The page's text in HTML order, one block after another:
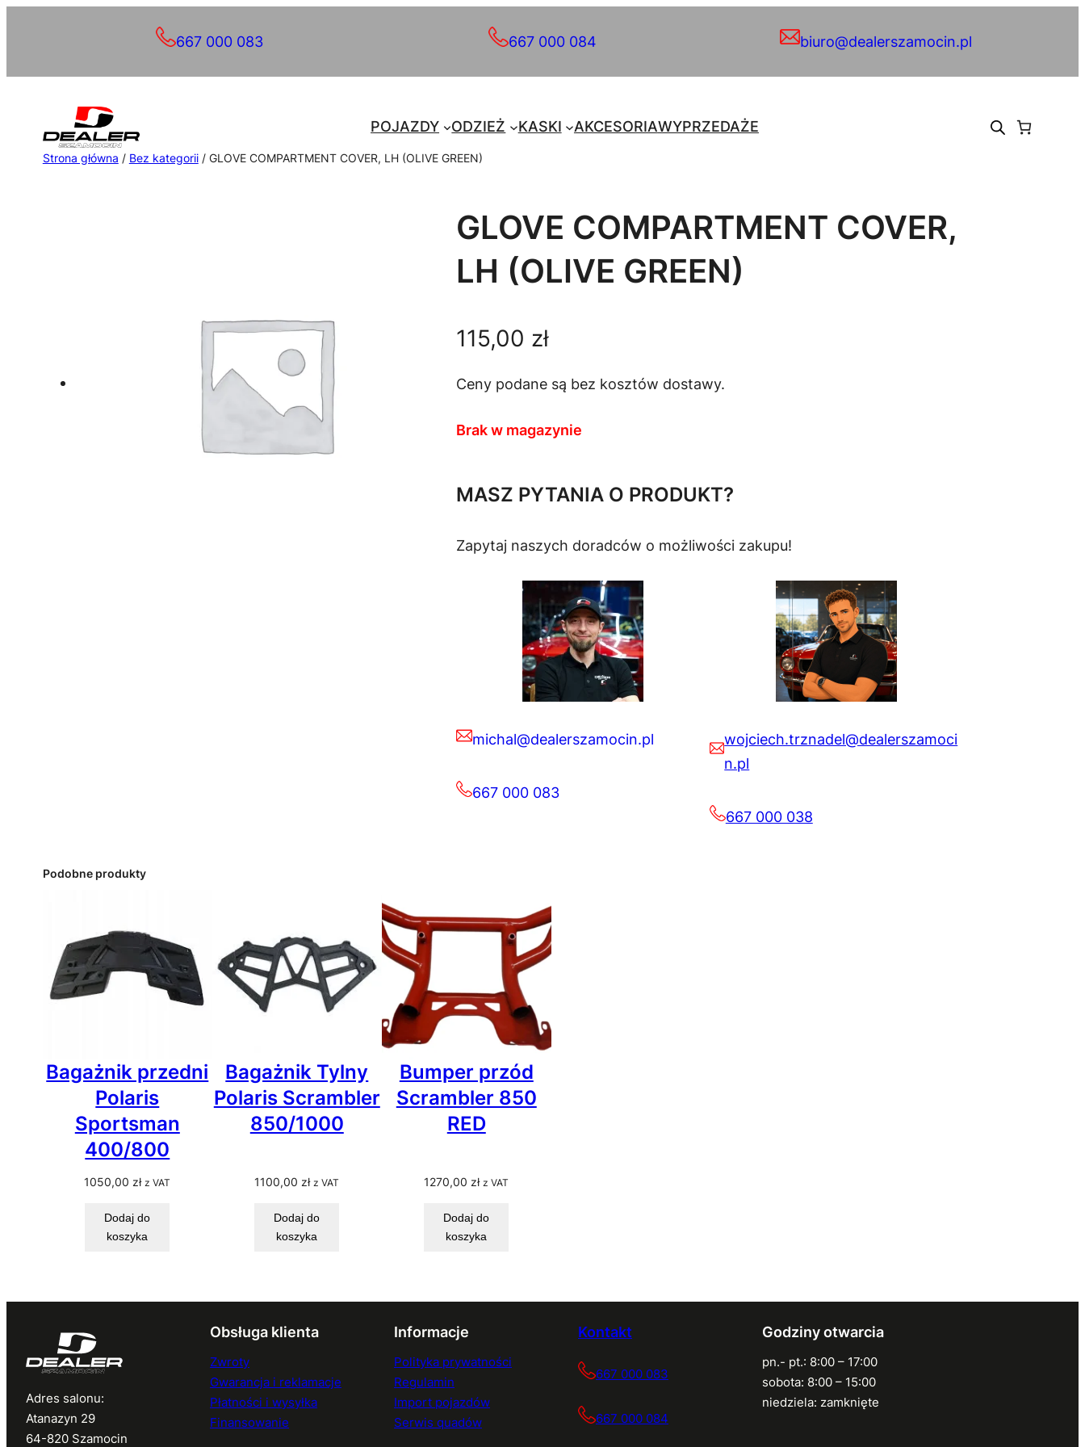
667 000 083 667 000 084 biuro@dealerszamocin.pl
POJAZDY ODZIEŻ KASKI AKCESORIAWYPRZEDAŻE
Strona główna / Bez kategorii/ GLOVE COMPARTMENT COVER, LH (OLIVE GREEN)
GLOVE COMPARTMENT COVER,
LH (OLIVE GREEN)
115,00 zł
Ceny podane są bez kosztów dostawy.
Brak w magazynie
MASZ PYTANIA O PRODUKT?
Zapytaj naszych doradców o możliwości zakupu!
michal@dealerszamocin.pl
667 000 083
wojciech.trznadel@dealerszamoci
n.pl
667 000 038
Podobne produkty
Bagażnik przedni
Polaris
Sportsman
400/800
1050,00 zł z VAT
Dodaj do
koszyka
Bagażnik Tylny
Polaris Scrambler
850/1000
1100,00 zł z VAT
Dodaj do
koszyka
Bumper przód
Scrambler 850
RED
1270,00 zł z VAT
Dodaj do
koszyka
Adres salonu:
Atanazyn 29
64-820 Szamocin
Obsługa klienta
Zwroty
Gwarancja i reklamacje
Płatności i wysyłka
Finansowanie
Informacje
Polityka prywatności
Regulamin
Import pojazdów
Serwis quadów
Kontakt
667 000 083
667 000 084
Godziny otwarcia
pn.- pt.: 8:00 – 17:00
sobota: 8:00 – 15:00
niedziela: zamknięte